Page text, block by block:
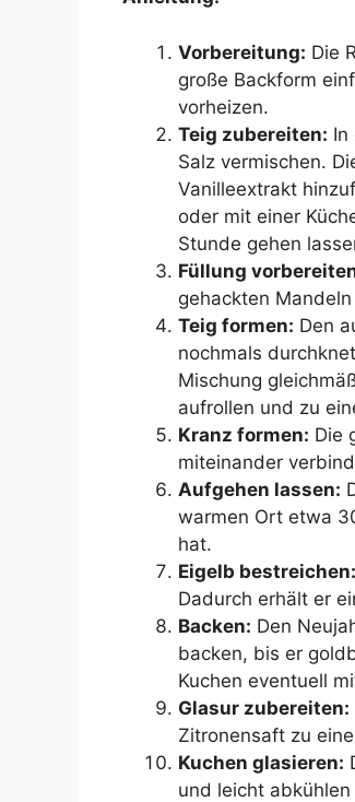
Vorbereitung: Die
große Backform
vorheizen.
Teig zubereiten: In
Salz vermischen.
Vanilleextrakt
oder mit einer
Stunde gehen
Füllung
gehackten
Teig formen: Den
nochmals
Mischung
aufrollen und zu
Kranz formen: Die
miteinander
Aufgehen lassen:
warmen Ort etwa
hat.
Eigelb bestreichen:
Dadurch erhält er
Backen: Den
backen, bis er
Kuchen eventuell
Glasur zubereiten:
Zitronensaft zu
Kuchen glasieren:
und leicht